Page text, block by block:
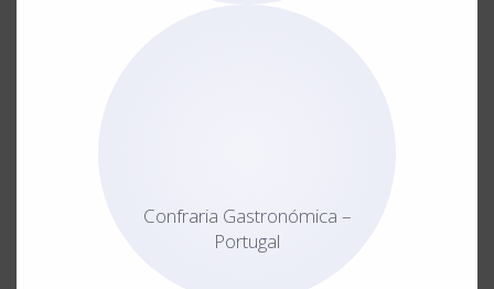
Confraria Gastronómica –
Portugal